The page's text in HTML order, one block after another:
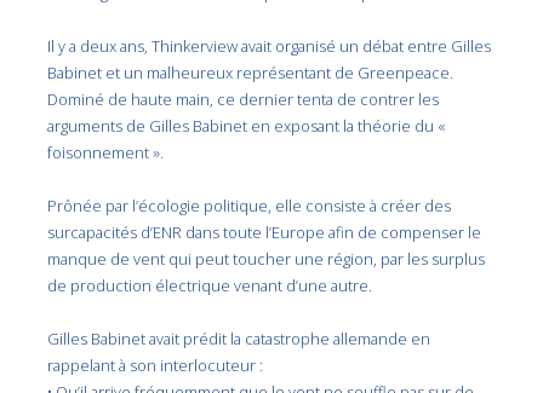
Il y a deux ans, Thinkerview avait organisé un débat entre Gilles
Babinet et un malheureux représentant de Greenpeace.
Dominé de haute main, ce dernier tenta de contrer les
arguments de Gilles Babinet en exposant la théorie du «
foisonnement ».
Prônée par l’écologie politique, elle consiste à créer des
surcapacités d’ENR dans toute l’Europe afin de compenser le
manque de vent qui peut toucher une région, par les surplus
de production électrique venant d’une autre.
Gilles Babinet avait prédit la catastrophe allemande en
rappelant à son interlocuteur :